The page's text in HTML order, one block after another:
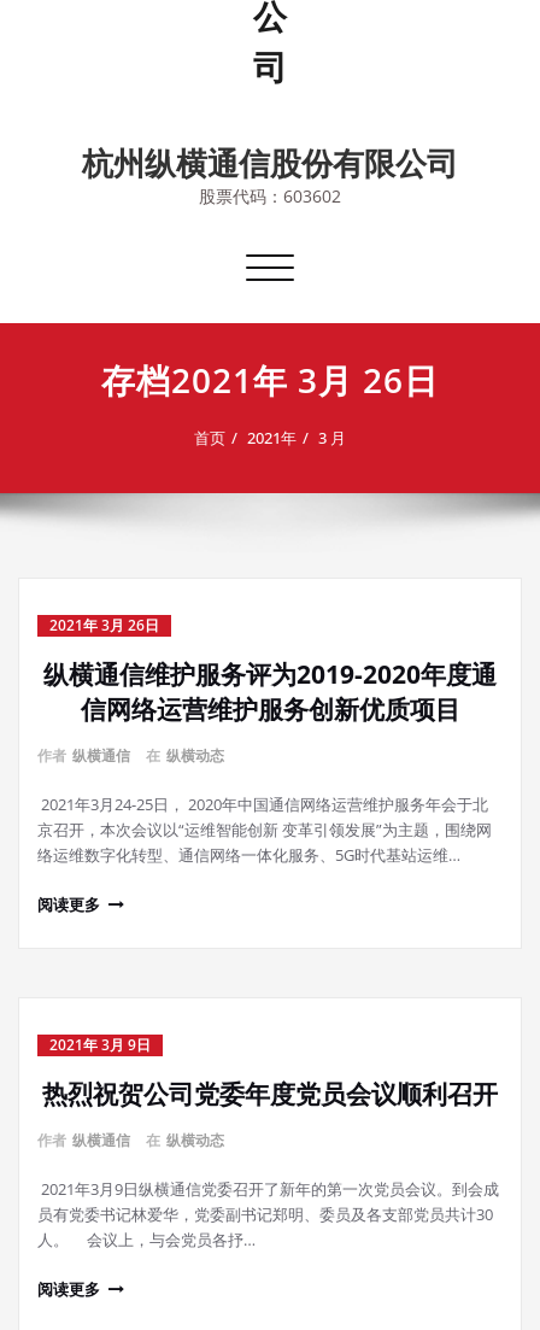
杭州纵横通信股份有限公司
股票代码：603602
切
导
存档2021年 3月 26日
首页 2021年 3 月
2021年 3月 26日
纵横通信维护服务评为2019-2020年度通
信网络运营维护服务创新优质项目
作者 纵横通信 在 纵横动态
2021年3月24-25日， 2020年中国通信网络运营维护服务年会于北
京召开，本次会议以“运维智能创新 变革引领发展”为主题，围绕网
络运维数字化转型、通信网络一体化服务、5G时代基站运维…
阅读更多
2021年 3月 9日
热烈祝贺公司党委年度党员会议顺利召开
作者 纵横通信 在 纵横动态
2021年3月9日纵横通信党委召开了新年的第一次党员会议。到会成
员有党委书记林爱华，党委副书记郑明、委员及各支部党员共计30
人。 会议上，与会党员各抒…
阅读更多